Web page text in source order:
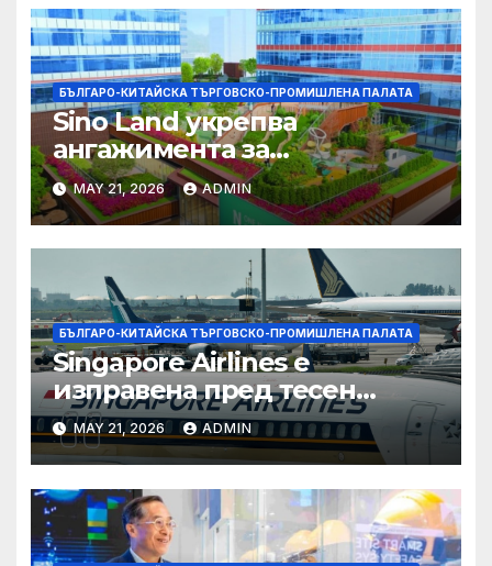
БЪЛГАРО-КИТАЙСКА ТЪРГОВСКО-ПРОМИШЛЕНА ПАЛАТА
Sino Land укрепва
ангажимента за
устойчивост с глобално
признание
MAY 21, 2026 ADMIN
БЪЛГАРО-КИТАЙСКА ТЪРГОВСКО-ПРОМИШЛЕНА ПАЛАТА
Singapore Airlines е
изправена пред тесен
прозорец за спечелване на
пазарен дял от
конкурентите си от
Персийския залив
MAY 21, 2026 ADMIN